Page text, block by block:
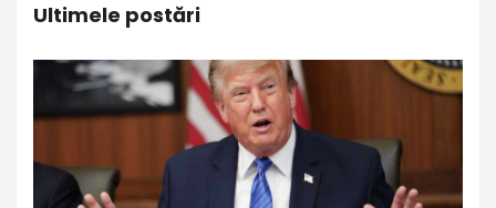
Ultimele postări